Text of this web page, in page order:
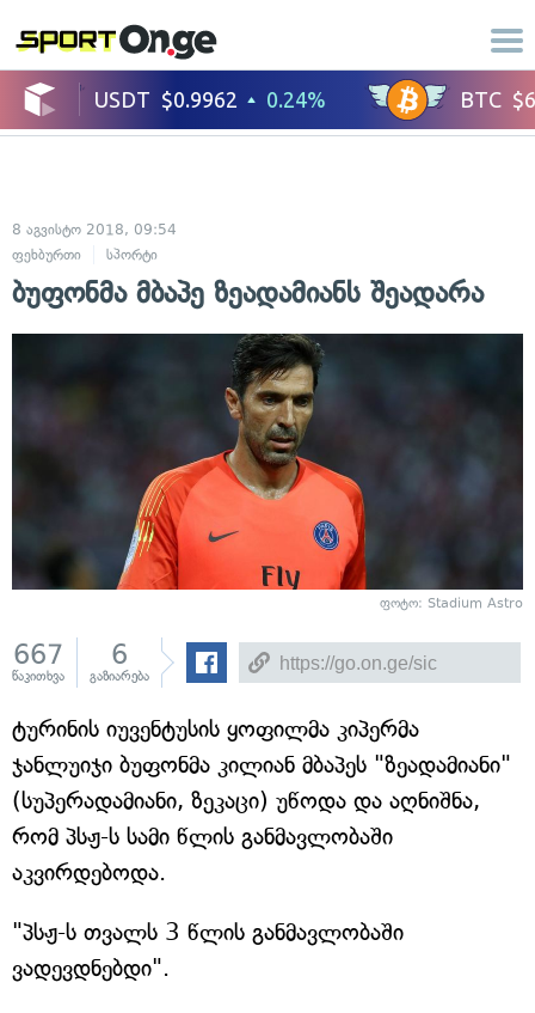
8 აგვისტო 2018, 09:54
ფეხბურთი
სპორტი
ბუფონმა მბაპე ზეადამიანს შეადარა
ფოტო: Stadium Astro
667
წაკითხვა
6
გაზიარება
ტურინის იუვენტუსის ყოფილმა კიპერმა
ჯანლუიჯი ბუფონმა კილიან მბაპეს "ზეადამიანი"
(სუპერადამიანი, ზეკაცი) უწოდა და აღნიშნა,
რომ პსჟ-ს სამი წლის განმავლობაში
აკვირდებოდა.
"პსჟ-ს თვალს 3 წლის განმავლობაში
ვადევდნებდი".